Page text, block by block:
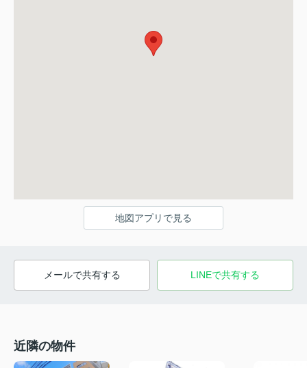
地図アプリで見る
メールで共有する LINEで共有する
近隣の物件